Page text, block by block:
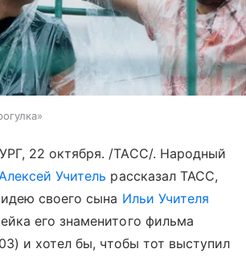
22 октября. /ТАСС/. Народный
Учитель рассказал ТАСС,
своего сына Ильи Учителя
его знаменитого фильма
и хотел бы, чтобы тот выступил